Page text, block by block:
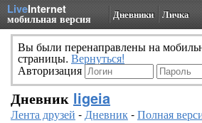
LiveInternet
мобильная версия Дневники Личка
Вы были перенаправлены на
страницы. Вернуться!
Авторизация
Дневник ligeia
Лента друзей -Дневник-Полная